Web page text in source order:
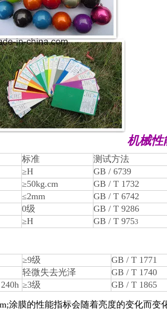
机械性
标准
测试方法
≥H
GB / 6739
≥50kg.cm
GB / T 1732
≤2mm
GB / T 6742
0级
GB / T 9286
≥H GB / T 9753
≥9级
GB / T 1771
轻微失去光泽
GB / T 1740
≥3级
GB / T 1865
涂膜的性能指标会随着亮度的变化而变